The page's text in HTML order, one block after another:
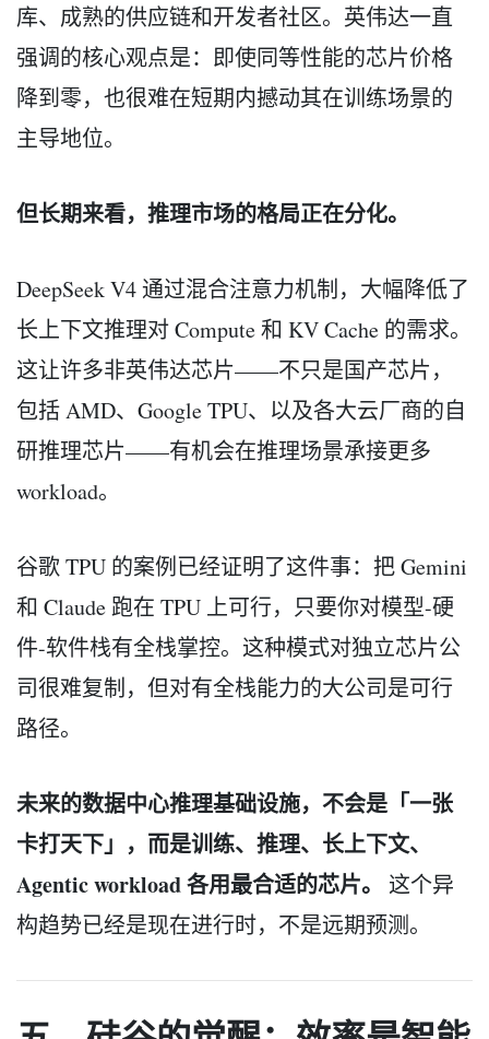
库、成熟的供应链和开发者社区。英伟达一直
强调的核心观点是：即使同等性能的芯片价格
降到零，也很难在短期内撼动其在训练场景的
主导地位。
但长期来看，推理市场的格局正在分化。
DeepSeek V4 通过混合注意力机制，大幅降低了
长上下文推理对 Compute 和 KV Cache 的需求。
这让许多非英伟达芯片——不只是国产芯片，
包括 AMD、Google TPU、以及各大云厂商的自
研推理芯片——有机会在推理场景承接更多
workload。
谷歌 TPU 的案例已经证明了这件事：把 Gemini
和 Claude 跑在 TPU 上可行，只要你对模型-硬
件-软件栈有全栈掌控。这种模式对独立芯片公
司很难复制，但对有全栈能力的大公司是可行
路径。
未来的数据中心推理基础设施，不会是「一张
卡打天下」，而是训练、推理、长上下文、
Agentic workload 各用最合适的芯片。
这个异
构趋势已经是现在进行时，不是远期预测。